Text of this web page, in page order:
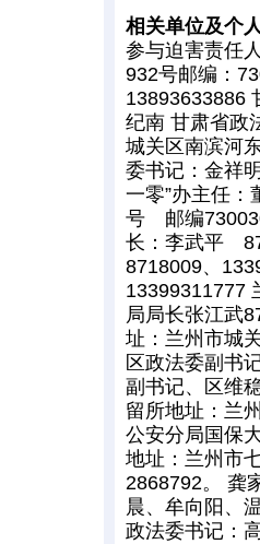
相关单位及个
参与迫害责任
932号邮编：
13893633886
纪南 甘肃省政
城关区南滨河
委书记：金祥
一零”办主任
号 邮编
长：李武平
8718009、
13399311777
局局长张江武
址：兰州市城
区政法委副书
副书记、区维
留所地址：兰
公安分局国保
地址：兰州市
2868792。 龚
晨、牟向阳、
政法委书记：